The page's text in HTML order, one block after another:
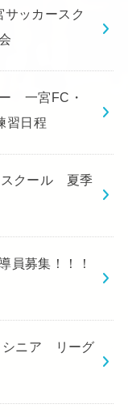
ッカースク
一宮FC・
習日程
スクール 夏季
員募集！！！
ニア リーグ